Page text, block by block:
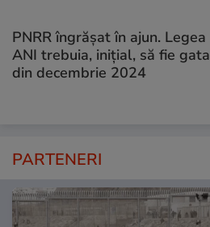
PNRR îngrășat în ajun. Legea
ANI trebuia, inițial, să fie gata
din decembrie 2024
PARTENERI